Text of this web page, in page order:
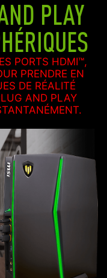
PLAY
PORTS HDMI™,
PRENDRE EN
DE RÉALITÉ
AND PLAY